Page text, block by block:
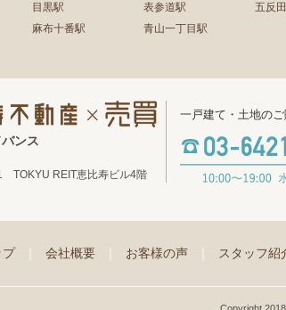
目黒駅
麻布十番駅
表参道駅
青山一丁目駅
五反
ンス
TOKYU REIT恵比寿ビル4階
一戸建て・土地の
プ 会社概要 お客様の声 スタッフ紹